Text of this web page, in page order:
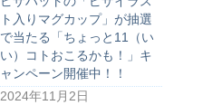
ト入りマグカップ」が抽選
で当たる「ちょっと11（い
い）コトおこるかも！」キ
ャンペーン開催中！！
2024年11月2日